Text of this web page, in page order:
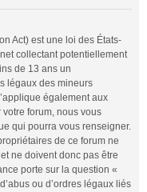
Act) est une loi des États-
collectant potentiellement
de 13 ans un
légaux des mineurs
également aux
forum, nous vous
qui pourra vous renseigner.
de ce forum ne
ne doivent donc pas être
porte sur la question «
ou d’ordres légaux liés